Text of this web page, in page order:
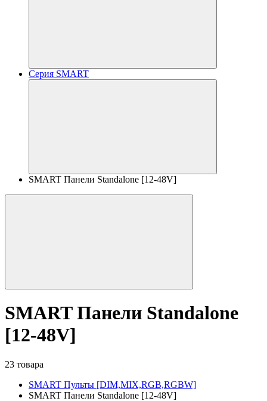
Серия SMART
SMART Панели Standalone [12-48V]
SMART Панели Standalone
[12-48V]
23 товара
SMART Пульты [DIM,MIX,RGB,RGBW]
SMART Панели Standalone [12-48V]